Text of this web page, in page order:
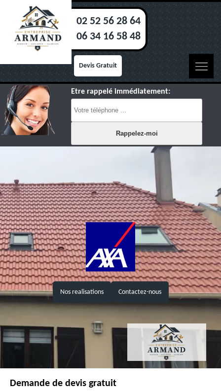
02 52 56 28 64
06 34 16 58 48
Devis Gratuit
Etre rappelé immédiatement:
Nos realisations Contactez-nous
Demande de devis gratuit